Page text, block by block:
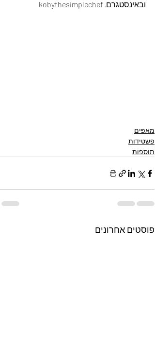
ובאינסטגרם. kobythesimplechef
מאפים
פשטידות
תוספות
פוסטים אחרונים